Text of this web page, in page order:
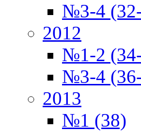
№3-4
2012
№1-2
№3-4
2013
№1 (38)